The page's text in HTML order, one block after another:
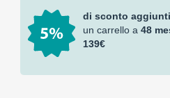
di sconto
un carrello a 48
139€